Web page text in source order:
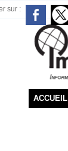
sur :
ACCUEIL